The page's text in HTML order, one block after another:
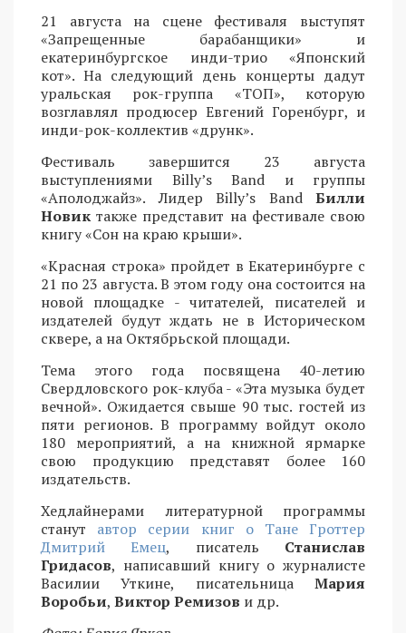
21 августа на сцене фестиваля выступят
«Запрещенные барабанщики» и
екатеринбургское инди-трио «Японский
кот». На следующий день концерты дадут
уральская рок-группа «ТОП», которую
возглавлял продюсер Евгений Горенбург, и
инди-рок-коллектив «друнк».
Фестиваль завершится 23 августа
выступлениями Billy’s Band и группы
«Аполоджайз». Лидер Billy’s Band Билли
Новик также представит на фестивале свою
книгу «Сон на краю крыши».
«Красная строка» пройдет в Екатеринбурге с
21 по 23 августа. В этом году она состоится на
новой площадке - читателей, писателей и
издателей будут ждать не в Историческом
сквере, а на Октябрьской площади.
Тема этого года посвящена 40-летию
Свердловского рок-клуба - «Эта музыка будет
вечной». Ожидается свыше 90 тыс. гостей из
пяти регионов. В программу войдут около
180 мероприятий, а на книжной ярмарке
свою продукцию представят более 160
издательств.
Хедлайнерами литературной программы
станут автор серии книг о Тане Гроттер
Дмитрий Емец, писатель Станислав
Гридасов, написавший книгу о журналисте
Василии Уткине, писательница Мария
Воробьи, Виктор Ремизов и др.